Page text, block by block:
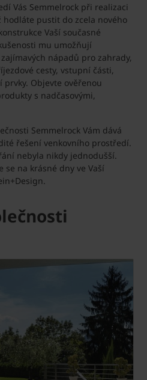
Vás Semmelrock při realizaci
pustit do zcela nového
Vaší současné
mu umožňují
nápadů pro zahrady,
cesty, vstupní části,
prvky. Objevte ověřenou
s nadčasovými,
Semmelrock Vám dává
řešení venkovního prostředí.
nebyla nikdy jednodušší.
se na krásné dny ve Vaší